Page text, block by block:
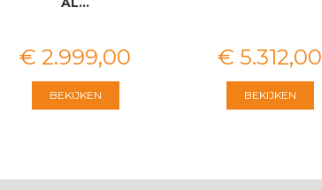
€ 2.999,00
BEKIJKEN
€ 5.312,00
BEKIJKEN